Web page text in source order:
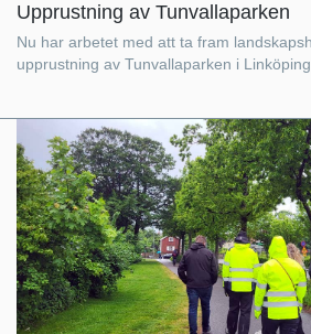
Upprustning av Tunvallaparken
Nu har arbetet med att ta fram
upprustning av Tunvallaparken i